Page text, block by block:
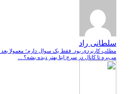
سلطانی راد
مطلب کاربردی بود. فقط یک سوال دارم؛ معمولا بعد
می‌بره تا کانال در سرچ ایتا بهتر دیده بشه؟ ...